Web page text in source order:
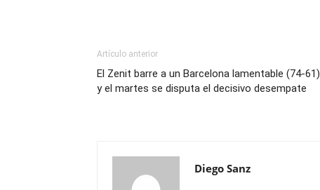
Artículo anterior
El Zenit barre a un Barcelona lamentable (74-61)
y el martes se disputa el decisivo desempate
Diego Sanz